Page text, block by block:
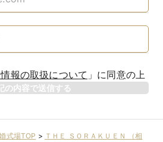
報の取扱について 」 に同意の上
の内容で送信する
式場TOP > ＴＨＥ ＳＯＲＡＫＵＥＮ （相